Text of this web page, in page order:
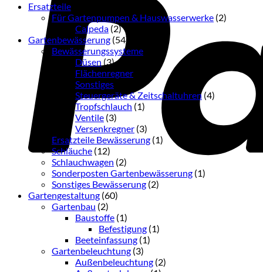
Ersatzteile
Für Gartenpumpen & Hauswasserwerke (2)
Calpeda (2)
Gartenbewässerung (54)
Bewässerungssysteme
Düsen (3)
Flächenregner
Sonstiges
Steuergeräte & Zeitschaltuhren (4)
Tropfschlauch (1)
Ventile (3)
Versenkregner (3)
Ersatzteile Bewässerung (1)
Schläuche (12)
Schlauchwagen (2)
Sonderposten Gartenbewässerung (1)
Sonstiges Bewässerung (2)
Gartengestaltung (60)
Gartenbau (2)
Baustoffe (1)
Befestigung (1)
Beeteinfassung (1)
Gartenbeleuchtung (3)
Außenbeleuchtung (2)